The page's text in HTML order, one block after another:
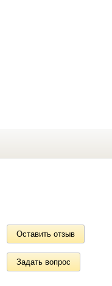
Оставить отзыв
Задать вопрос